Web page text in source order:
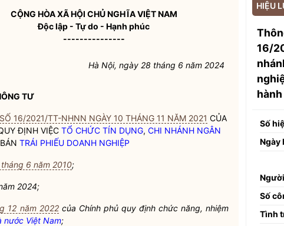
CỘNG HÒA XÃ HỘI CHỦ NGHĨA VIỆT NAM
Độc lập - Tự do - Hạnh phúc
---------------
Hà Nội, ngày 28 tháng 6 năm 2024
TƯ
16/2021/TT-NHNN NGÀY 10 THÁNG 11 NĂM 2021 CỦA
ĐỊNH VIỆC TỔ CHỨC TÍN DỤNG, CHI NHÁNH NGÂN
TRÁI PHIẾU DOANH NGHIỆP
6 năm 2010;
2024;
12 năm 2022của Chính phủ quy định chức năng, nhiệm
nước Việt Nam;
HIỆU
16/
hành
Số
Ngày
Số
Tình